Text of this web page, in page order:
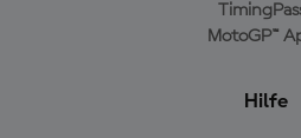
MotoGP™
Hilfe